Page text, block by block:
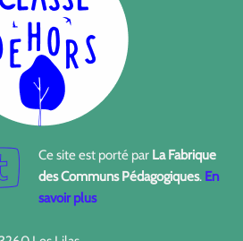
Ce site est porté par La Fabrique
des Communs Pédagogiques. En
savoir plus